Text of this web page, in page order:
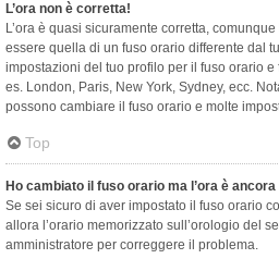
L’ora non è corretta!
L’ora è quasi sicuramente corretta,
essere quella di un fuso orario differente dal
impostazioni del tuo profilo per il fuso orario
es. London, Paris, New York, Sydney, ecc.
possono cambiare il fuso orario e molte
Top
Ho cambiato il fuso orario ma l’ora è
Se sei sicuro di aver impostato il fuso orario
allora l’orario memorizzato sull’orologio del
amministratore per correggere il problema.